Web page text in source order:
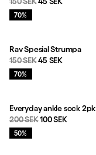
Rea:
70%
Rav Spesial Strumpa
Originalpris:
150 SEKReapris
45 SEK
Rea:
70%
Everyday ankle sock 2pk
Originalpris:
200 SEKReapris:
100 SEK
Rea:
50%